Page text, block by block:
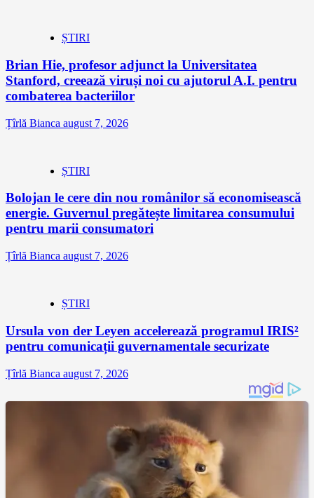
ȘTIRI
Brian Hie, profesor adjunct la Universitatea
Stanford, creează viruși noi cu ajutorul A.I. pentru
combaterea bacteriilor
Țîrlă Bianca august 7, 2026
ȘTIRI
Bolojan le cere din nou românilor să economisească
energie. Guvernul pregătește limitarea consumului
pentru marii consumatori
Țîrlă Bianca august 7, 2026
ȘTIRI
Ursula von der Leyen accelerează programul IRIS²
pentru comunicații guvernamentale securizate
Țîrlă Bianca august 7, 2026